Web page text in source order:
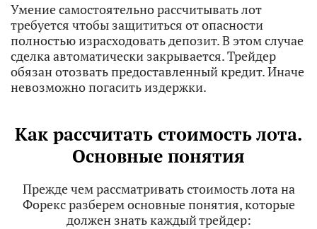
Умение самостоятельно рассчитывать лот
требуется чтобы защититься от опасности
полностью израсходовать депозит. В этом случае
сделка автоматически закрывается. Трейдер
обязан отозвать предоставленный кредит. Иначе
невозможно погасить издержки.
Как рассчитать стоимость лота.
Основные понятия
Прежде чем рассматривать стоимость лота на
Форекс разберем основные понятия, которые
должен знать каждый трейдер: